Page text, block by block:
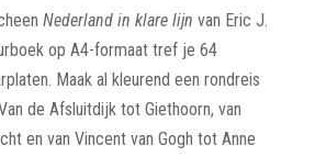
Nederland in klare lijn van Eric J.
op A4-formaat tref je 64
Maak al kleurend een rondreis
de Afsluitdijk tot Giethoorn, van
en van Vincent van Gogh tot Anne